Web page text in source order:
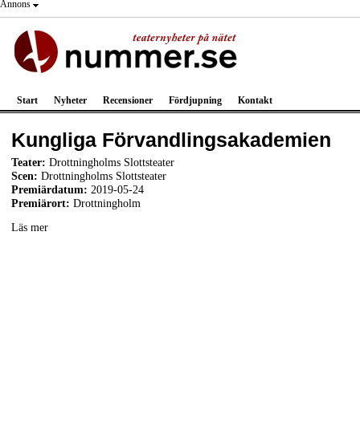
Annons
Start Nyheter Recensioner Fördjupning Kontakt
Kungliga Förvandlingsakademien
Teater: Drottningholms Slottsteater
Scen: Drottningholms Slottsteater
Premiärdatum: 2019-05-24
Premiärort: Drottningholm
Läs mer